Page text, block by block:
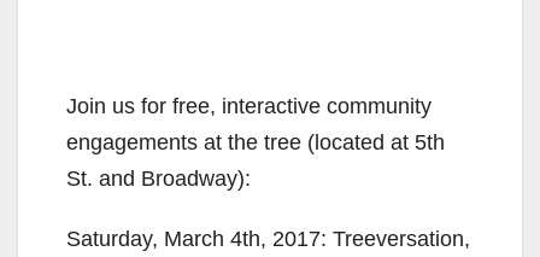
Join us for free, interactive community
engagements at the tree (located at 5th
St. and Broadway):
Saturday, March 4th, 2017: Treeversation,